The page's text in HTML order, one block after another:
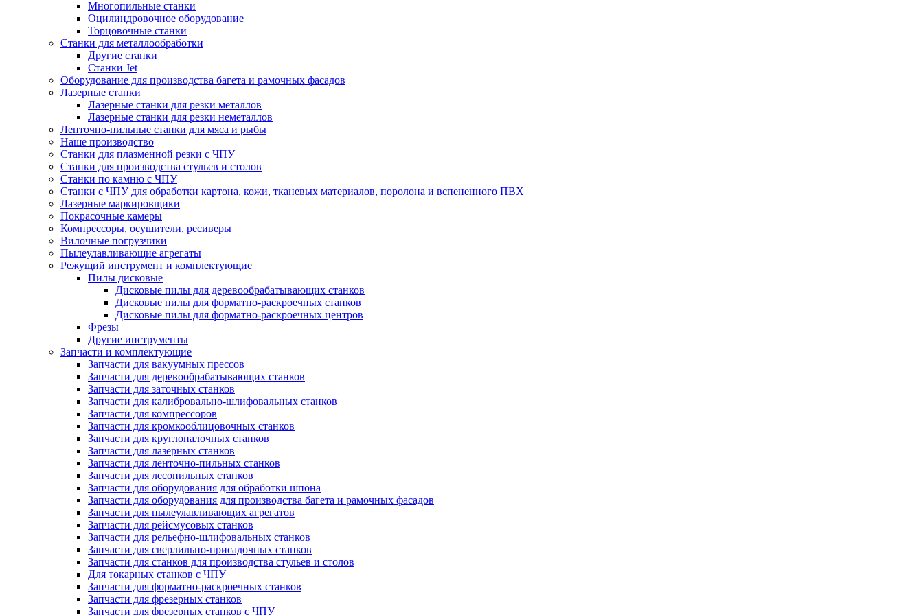
Многопильные станки
Оцилиндровочное оборудование
Торцовочные станки
Станки для металлообработки
Другие станки
Станки Jet
Оборудование для производства багета и рамочных фасадов
Лазерные станки
Лазерные станки для резки металлов
Лазерные станки для резки неметаллов
Ленточно-пильные станки для мяса и рыбы
Наше производство
Станки для плазменной резки с ЧПУ
Станки для производства стульев и столов
Станки по камню с ЧПУ
Станки с ЧПУ для обработки картона, кожи, тканевых материалов, поролона и вспененного ПВХ
Лазерные маркировщики
Покрасочные камеры
Компрессоры, осушители, ресиверы
Вилочные погрузчики
Пылеулавливающие агрегаты
Режущий инструмент и комплектующие
Пилы дисковые
Дисковые пилы для деревообрабатывающих станков
Дисковые пилы для форматно-раскроечных станков
Дисковые пилы для форматно-раскроечных центров
Фрезы
Другие инструменты
Запчасти и комплектующие
Запчасти для вакуумных прессов
Запчасти для деревообрабатывающих станков
Запчасти для заточных станков
Запчасти для калибровально-шлифовальных станков
Запчасти для компрессоров
Запчасти для кромкооблицовочных станков
Запчасти для круглопалочных станков
Запчасти для лазерных станков
Запчасти для ленточно-пильных станков
Запчасти для лесопильных станков
Запчасти для оборудования для обработки шпона
Запчасти для оборудования для производства багета и рамочных фасадов
Запчасти для пылеулавливающих агрегатов
Запчасти для рейсмусовых станков
Запчасти для рельефно-шлифовальных станков
Запчасти для сверлильно-присадочных станков
Запчасти для станков для производства стульев и столов
Для токарных станков с ЧПУ
Запчасти для форматно-раскроечных станков
Запчасти для фрезерных станков
Запчасти для фрезерных станков с ЧПУ